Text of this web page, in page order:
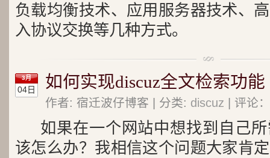
负载均衡技术、应用服务器技术、
入协议交换等几种方式。
3月
04日 如何实现discuz全文检索功能
作者: 宿迁波仔博客 | 分类: discuz | 评论
如果在一个网站中想找到自己
该怎么办？我相信这个问题大家肯